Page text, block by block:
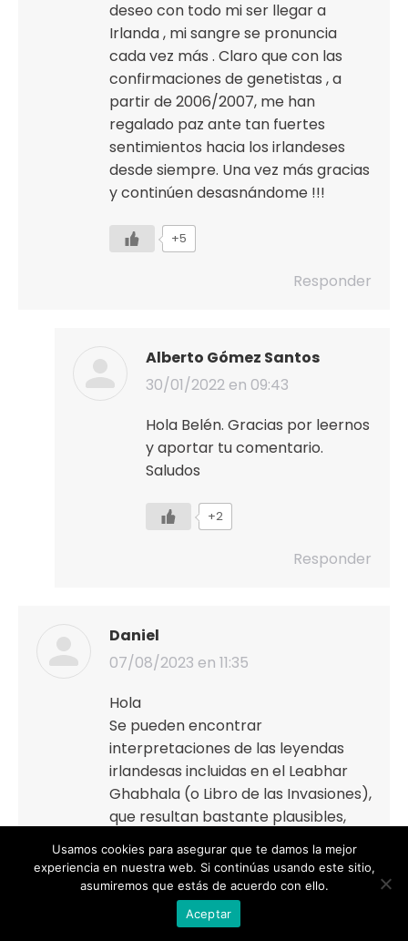
deseo con todo mi ser llegar a
Irlanda , mi sangre se pronuncia
cada vez más . Claro que con las
confirmaciones de genetistas , a
partir de 2006/2007, me han
regalado paz ante tan fuertes
sentimientos hacia los irlandeses
desde siempre. Una vez más gracias
y continúen desasnándome !!!
+5
Responder
Alberto Gómez Santos
dice:
30/01/2022 en 09:43
Hola Belén. Gracias por leernos
y aportar tu comentario.
Saludos
+2
Responder
Daniel
dice:
07/08/2023 en 11:35
Hola
Se pueden encontrar
interpretaciones de las leyendas
irlandesas incluidas en el Leabhar
Ghabhala (o Libro de las Invasiones),
que resultan bastante plausibles,
dentro de este interesante libro:
https://www.amazon.es/Breogán-
Historia-leyenda-pueblos-célticos-
ebook/dp/B009QYUSU8
Un cordial saludo
Usamos cookies para asegurar que te damos la mejor
experiencia en nuestra web. Si continúas usando este sitio,
asumiremos que estás de acuerdo con ello.
Aceptar